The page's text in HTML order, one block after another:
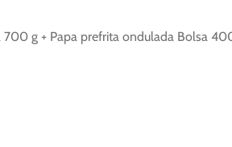
700 g + Papa prefrita ondulada Bolsa